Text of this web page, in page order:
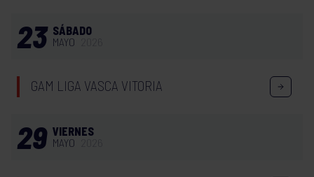
23 SÁBADO
MAYO
GAM LIGA VASCA VITORIA
29 VIERNES
MAYO